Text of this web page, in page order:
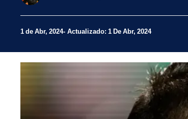
1 de Abr, 2024 Actualizado: 1 De Abr, 2024